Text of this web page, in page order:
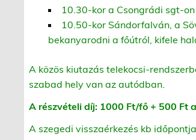
10.30-kor a Csongrádi sgt-
10.50-kor Sándorfalván, a
bekanyarodni a főútról, kifele
A közös kiutazás telekocsi-
szabad hely van az autódban.
A részvételi díj: 1000 Ft/fő + 500 Ft
A szegedi visszaérkezés kb